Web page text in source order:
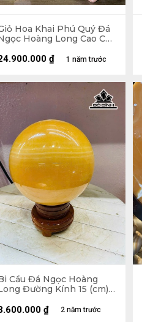
Hoa Khai Phú Quý Đá
Hoàng Long Cao Cả
43 Sâu 13 (cm)
1 năm trước
₫
Cầu Đá Ngọc Hoàng
Đường Kính 15 (cm)
2 năm trước
₫